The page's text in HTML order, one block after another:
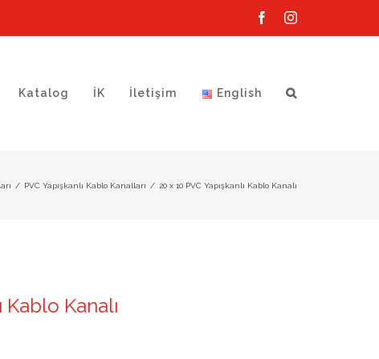
FacebookInstagram
Katalog İK İletişim English
/ PVC Yapışkanlı Kablo Kanalları / 20 x 10 PVC Yapışkanlı Kablo Kanalı
Kablo Kanalı